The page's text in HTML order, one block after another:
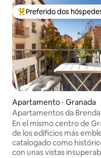
Entre os melhores
Preferido dos
Apartamento ⋅ Granada
Apartamentos da Brenda
En el mismo centro de
de los edificios más
catalogado como
con unas vistas